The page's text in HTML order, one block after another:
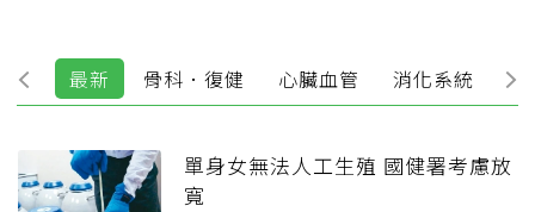
最新 骨科．復健 心臟血管 消化系統 精
單身女無法人工生殖 國健署考慮放
寬